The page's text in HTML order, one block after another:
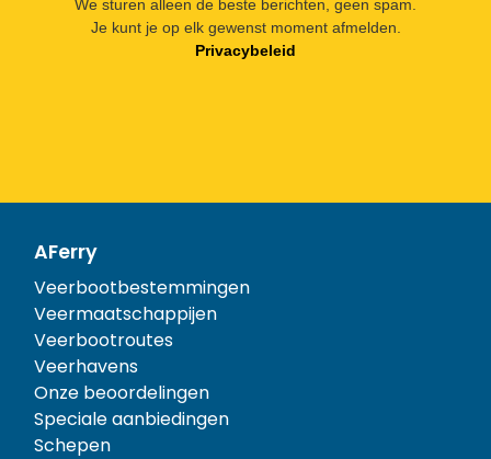
We sturen alleen de beste berichten, geen spam.
Je kunt je op elk gewenst moment afmelden.
Privacybeleid
AFerry
Veerbootbestemmingen
Veermaatschappijen
Veerbootroutes
Veerhavens
Onze beoordelingen
Speciale aanbiedingen
Schepen